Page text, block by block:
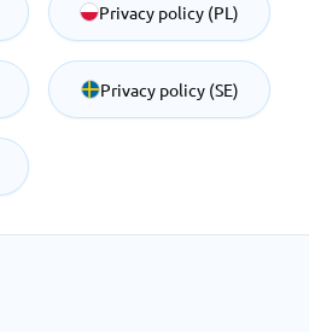
Privacy policy (PL)
Privacy policy (SE)